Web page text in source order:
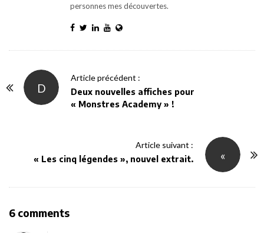
personnes mes découvertes.
D
Article précédent :
Deux nouvelles affiches pour
« Monstres Academy » !
«
Article suivant :
« Les cinq légendes », nouvel extrait.
6 commentsO